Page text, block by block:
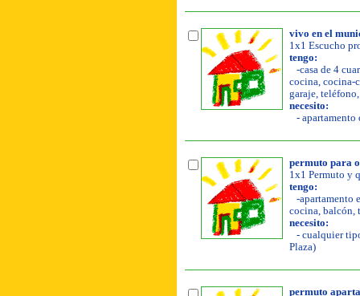
vivo en el
1x1 Escucho
tengo:
-casa de 4
cocina, cocina-
garaje,
necesito:
- apartamento
permuto para
1x1 Permuto y
tengo:
-apartamento
cocina, balcón,
necesito:
- cualquier
Plaza)
permuto